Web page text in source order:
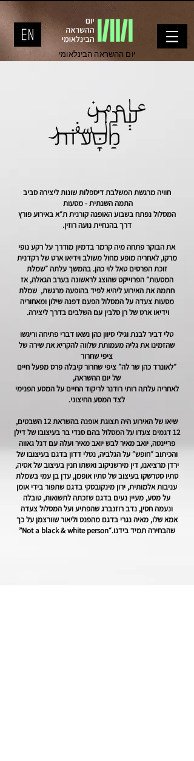
יום ההשראה הבינלאומי
חוויה מרגשת המשלבת דיספלות שונות ליצירה סביב
התמה השנתית - מסעות
המסלול נפתח בשבוע האופנה קורנית ת״א באירוע פורץ
דרך בהנחיית נועה רוזין.
את הבוקר פתחה מיה קרמר בדמיון מודרך על רקע נופי
מרקו, לאחריה מופע מחול משולב וידיאו ארט של רקדנית
זוכת הפרסים טאל לוי כהן. בהמשך עלתה ״שמלת
המסעות״ הפרוייקט שהוצג לראשונה בערב הגאלה, אז
חתמה את האירוע ליהיא לפיד בהופעה מרגשת, שמלת
מסעות צעדה על המסלול הפעם דפנה שילון ומאחוריה
וידיאו ארט של רן סלבין עם השלבים בדרך ליצירה.
טלי דביר לבנת וגילי סיוון כהן נשאו דברי פתיחה וריגשו
שהזמינו את גליה מעמותת שלווה להקריא את שירה של
ציפי שחרור
״לאונרד כהן שר לה״ ציפי שחרור קיבלה פרס מפעל חיים
של יום ההשראה,
לאחריה עלתה רותי רודנר לריקוד החיים על המסע הפנימי
לצד המסע החיצוני.
שיאו של האירוע היה תצוגת אופנה בהשראת 12 השבטים,
12 דגמים צעדו על המסלול בהם סנדי בר בעיצובו של דילן
פריינטה, יואב מאיר לבש יואב מאיר ועלה עם דגל גאווה
והכיתוב ״חופש״ על הגלביה, נטלי דדון בדגם בעיצובו של
ירדן מרציאנו, דין מירשניקוב ואשתו חנין בעיצוב של אסיה,
סתיו סטרשקו בעיצוב של סתיו אופמן, עדן בן עמי בשמלת
עניבות אלמותית, ירון מינקובסקי בדגם שתפור בידי אומן
על מסע, מעיין נעים בדגם שזכתה לתשואות, טובלה
ונעמה חסין, נדב רוזנברג שהפתיע ועל המסלול צעדה
אמא שלו, מאיה נגרי בדגם מהפנט וליאור שוורצמן על כך
שהבחירה תמיד בידנו.״Not a black & white person”